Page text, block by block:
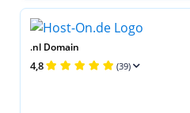
.nl Domain
4,8 (39)